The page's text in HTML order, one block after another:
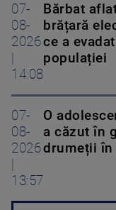
07-
08-
2026
|
14:08
Bărbat
brățară
ce a
populației
07-
08-
2026
|
13:57
O
a căzut în
drumeții în